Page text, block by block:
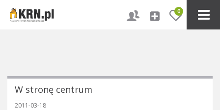
0
W stronę centrum
2011-03-18